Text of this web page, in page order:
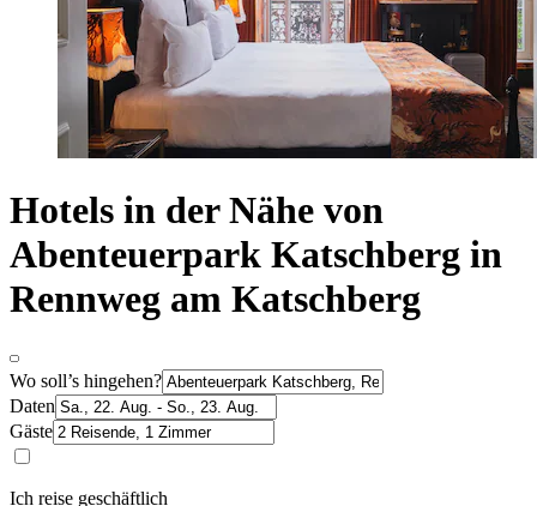
Hotels in der Nähe von
Abenteuerpark Katschberg in
Rennweg am Katschberg
Wo soll’s hingehen?
Daten
Gäste
Ich reise geschäftlich